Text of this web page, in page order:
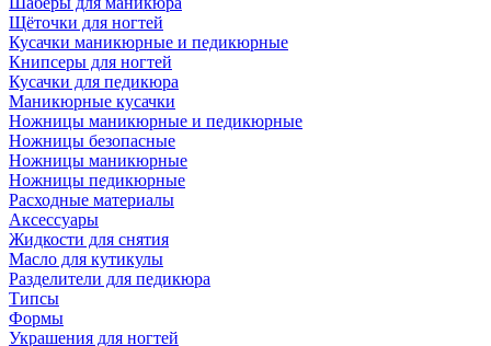
Щёточки для ногтей
Кусачки маникюрные и педикюрные
Книпсеры для ногтей
Кусачки для педикюра
Маникюрные кусачки
Ножницы маникюрные и педикюрные
Ножницы безопасные
Ножницы маникюрные
Ножницы педикюрные
Расходные материалы
Аксессуары
Жидкости для снятия
Масло для кутикулы
Разделители для педикюра
Типсы
Формы
Украшения для ногтей